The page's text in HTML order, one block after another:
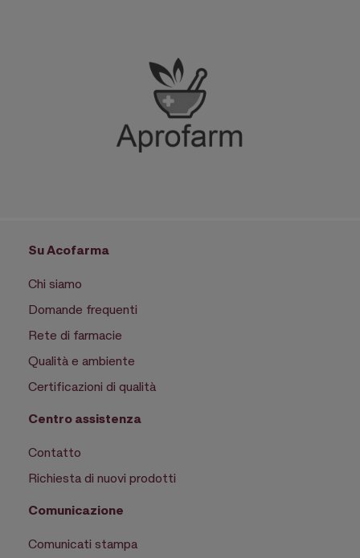
Su Acofarma
Chi siamo
Domande frequenti
Rete di farmacie
Qualità e ambiente
Certificazioni di qualità
Centro assistenza
Contatto
Richiesta di nuovi prodotti
Comunicazione
Comunicati stampa